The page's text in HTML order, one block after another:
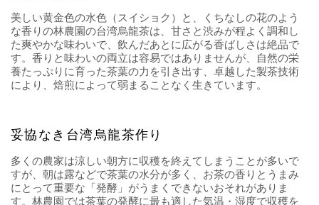
美しい黄金色の水色（スイショク）と、くちなしの花のよう
な香りの林農園の台湾烏龍茶は、甘さと渋みが程よく調和し
た爽やかな味わいで、飲んだあとに広がる香ばしさは絶品で
す。香りと味わいの両立は容易ではありませんが、自然の栄
養たっぷりに育った茶葉の力を引き出す、卓越した製茶技術
により、焙煎によって弱まることなく生きています。
妥協なき台湾烏龍茶作り
多くの農家は涼しい朝方に収穫を終えてしまうことが多いで
すが、朝は露などで茶葉の水分が多く、お茶の香りとうまみ
にとって重要な「発酵」がうまくできないおそれがありま
す。林農園では茶葉の発酵に最も適した気温・湿度で収穫を